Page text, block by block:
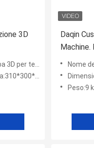
3D
a sublimazione
Daqin
Nome del
Peso:9